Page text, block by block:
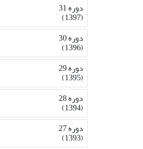
دوره 31
(1397)
دوره 30
(1396)
دوره 29
(1395)
دوره 28
(1394)
دوره 27
(1393)